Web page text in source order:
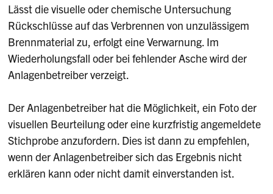
Lässt die visuelle oder chemische Untersuchung
Rückschlüsse auf das Verbrennen von unzulässigem
Brennmaterial zu, erfolgt eine Verwarnung. Im
Wiederholungsfall oder bei fehlender Asche wird der
Anlagenbetreiber verzeigt.
Der Anlagenbetreiber hat die Möglichkeit, ein Foto der
visuellen Beurteilung oder eine kurzfristig angemeldete
Stichprobe anzufordern. Dies ist dann zu empfehlen,
wenn der Anlagenbetreiber sich das Ergebnis nicht
erklären kann oder nicht damit einverstanden ist.